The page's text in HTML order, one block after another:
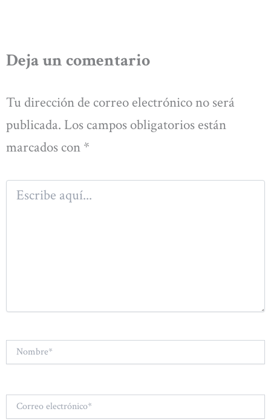
Deja un comentario
Tu dirección de correo electrónico no será
publicada. Los campos obligatorios están
marcados con *
Escribe
aquí...
Nombre*
Correo
electrónico*